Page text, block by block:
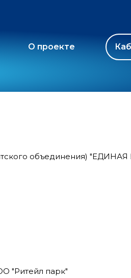
О проекте
объединения)
"Ритейл парк"